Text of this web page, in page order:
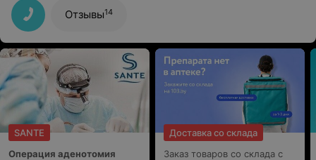
такую процедуру?
Отзывы14
SANTE
Операция аденотомия
Доставка со склада
Заказ товаров со склада с